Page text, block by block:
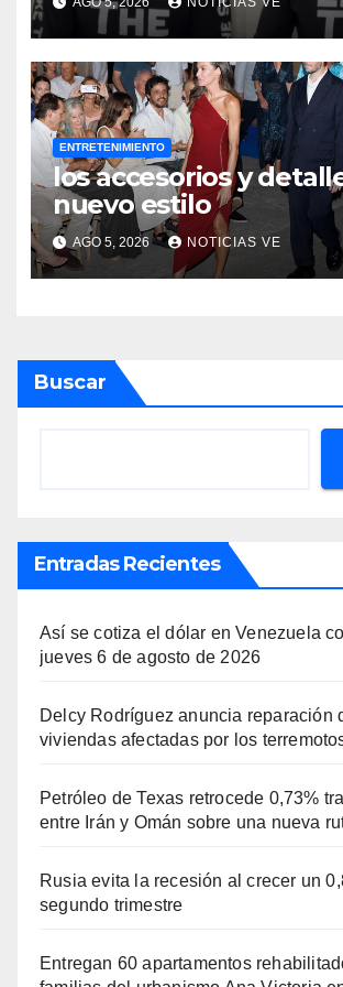
que hacen en su
ilegal en EEUU
ENTRETENIMIENTO
los accesorios y
nuevo estilo
AGO 5, 2026 NOTICIAS VE
Buscar
Entradas Recientes
Así se cotiza el dólar en Venezuela
jueves 6 de agosto de 2026
Delcy Rodríguez anuncia reparación
viviendas afectadas por los
Petróleo de Texas retrocede 0,73%
entre Irán y Omán sobre una nueva
Rusia evita la recesión al crecer un
segundo trimestre
Entregan 60 apartamentos